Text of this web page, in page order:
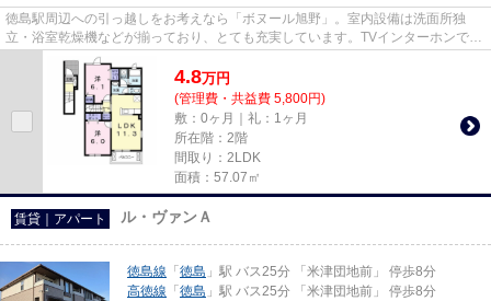
徳島駅周辺への引っ越しをお考えなら「ボヌール旭野」。室内設備は洗面所独
立・浴室乾燥機などが揃っており、とても充実しています。TVインターホンで来
客時に顔が見えます。魅力も多...
4.8万円
(管理費・共益費 5,800円)
敷：0ヶ月｜礼：1ヶ月
所在階：2階
間取り：2LDK
面積：57.07㎡
賃貸｜アパート ル・ヴァンＡ
徳島線 「 徳島 」駅 バス25分 「米津団地前」 停歩8分
高徳線 「 徳島 」駅 バス25分 「米津団地前」 停歩8分